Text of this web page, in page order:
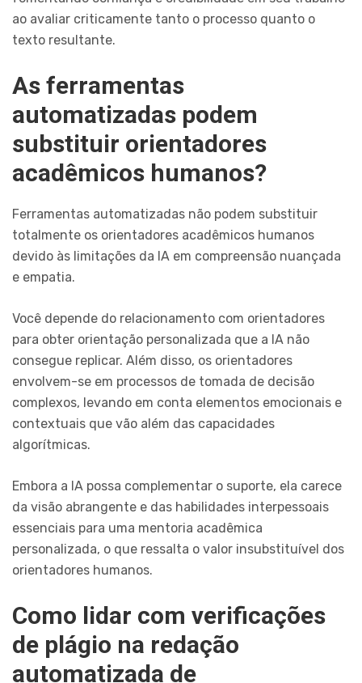
ao avaliar criticamente tanto o processo quanto o
texto resultante.
As ferramentas
automatizadas podem
substituir orientadores
acadêmicos humanos?
Ferramentas automatizadas não podem substituir
totalmente os orientadores acadêmicos humanos
devido às limitações da IA em compreensão nuançada
e empatia.
Você depende do relacionamento com orientadores
para obter orientação personalizada que a IA não
consegue replicar. Além disso, os orientadores
envolvem-se em processos de tomada de decisão
complexos, levando em conta elementos emocionais e
contextuais que vão além das capacidades
algorítmicas.
Embora a IA possa complementar o suporte, ela carece
da visão abrangente e das habilidades interpessoais
essenciais para uma mentoria acadêmica
personalizada, o que ressalta o valor insubstituível dos
orientadores humanos.
Como lidar com verificações
de plágio na redação
automatizada de